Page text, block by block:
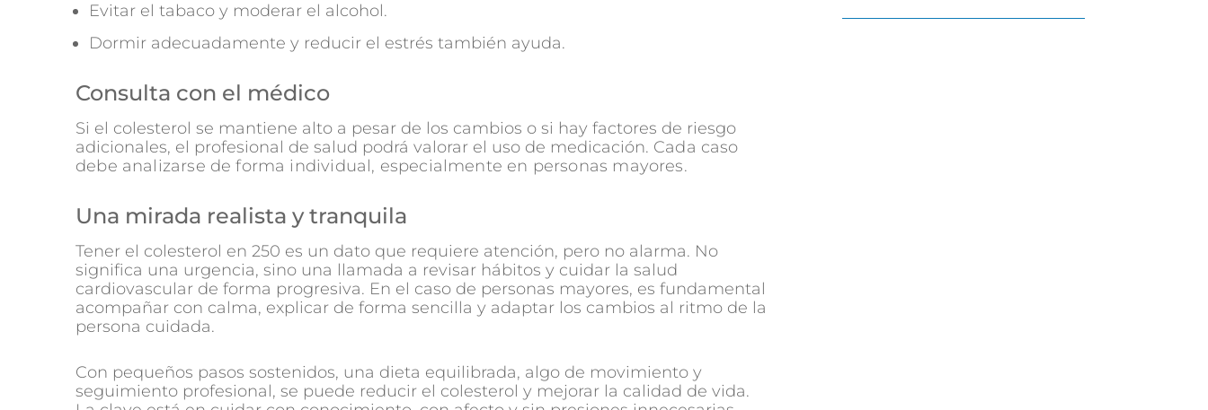
Evitar el tabaco y moderar el alcohol.
Dormir adecuadamente y reducir el estrés también ayuda.
Consulta con el médico
Si el colesterol se mantiene alto a pesar de los cambios o si hay factores de riesgo
adicionales, el profesional de salud podrá valorar el uso de medicación. Cada caso
debe analizarse de forma individual, especialmente en personas mayores.
Una mirada realista y tranquila
Tener el colesterol en 250 es un dato que requiere atención, pero no alarma. No
significa una urgencia, sino una llamada a revisar hábitos y cuidar la salud
cardiovascular de forma progresiva. En el caso de personas mayores, es fundamental
acompañar con calma, explicar de forma sencilla y adaptar los cambios al ritmo de la
persona cuidada.
Con pequeños pasos sostenidos, una dieta equilibrada, algo de movimiento y
seguimiento profesional, se puede reducir el colesterol y mejorar la calidad de vida.